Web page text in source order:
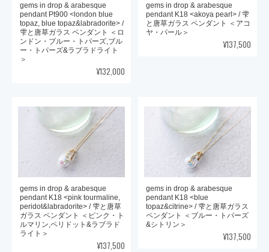
gems in drop & arabesque
pendant Pt900 <london blue
topaz, blue topaz&labradorite> /
雫と唐草ガラス ペンダント ＜ロ
ンドン・ブルー・トパーズ,ブル
ー・トパーズ&ラブラドライト
＞
¥132,000
gems in drop & arabesque
pendant K18 <akoya pearl> / 雫
と唐草ガラス ペンダント ＜アコ
ヤ・パール＞
¥137,500
gems in drop & arabesque
pendant K18 <pink tourmaline,
peridot&labradorite> / 雫と唐草
ガラス ペンダント ＜ピンク・ト
ルマリン,ペリドット&ラブラド
ライト＞
¥137,500
gems in drop & arabesque
pendant K18 <blue
topaz&citrine> / 雫と唐草ガラス
ペンダント ＜ブルー・トパーズ
&シトリン＞
¥137,500